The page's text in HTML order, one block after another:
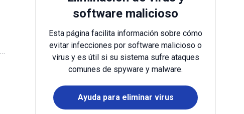
software malicioso
Esta página facilita información sobre cómo
evitar infecciones por software malicioso o
virus y es útil si su sistema sufre ataques
comunes de spyware y malware.
Ayuda para eliminar virus